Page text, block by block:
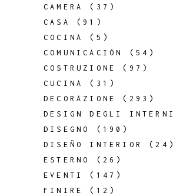
CAMERA
(37)
CASA
(91)
COCINA
(5)
COMUNICACIÓN
(54)
COSTRUZIONE
(97)
CUCINA
(31)
DECORAZIONE
(293)
DESIGN DEGLI INTERNI
DISEGNO
(190)
DISEÑO INTERIOR
(24)
ESTERNO
(26)
EVENTI
(147)
FINIRE
(12)